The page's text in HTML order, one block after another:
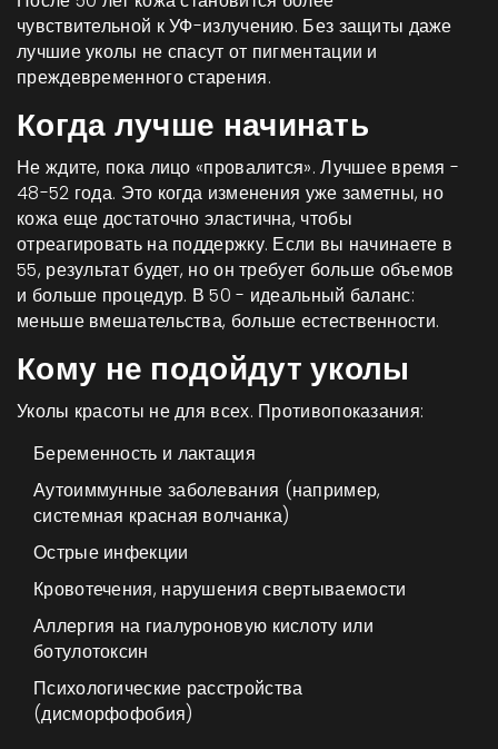
чувствительной к УФ-излучению. Без защиты даже
лучшие уколы не спасут от пигментации и
преждевременного старения.
Когда лучше начинать
Не ждите, пока лицо «провалится». Лучшее время -
48-52 года. Это когда изменения уже заметны, но
кожа еще достаточно эластична, чтобы
отреагировать на поддержку. Если вы начинаете в
55, результат будет, но он требует больше объемов
и больше процедур. В 50 - идеальный баланс:
меньше вмешательства, больше естественности.
Кому не подойдут уколы
Уколы красоты не для всех. Противопоказания:
Беременность и лактация
Аутоиммунные заболевания (например,
системная красная волчанка)
Острые инфекции
Кровотечения, нарушения свертываемости
Аллергия на гиалуроновую кислоту или
ботулотоксин
Психологические расстройства
(дисморфофобия)